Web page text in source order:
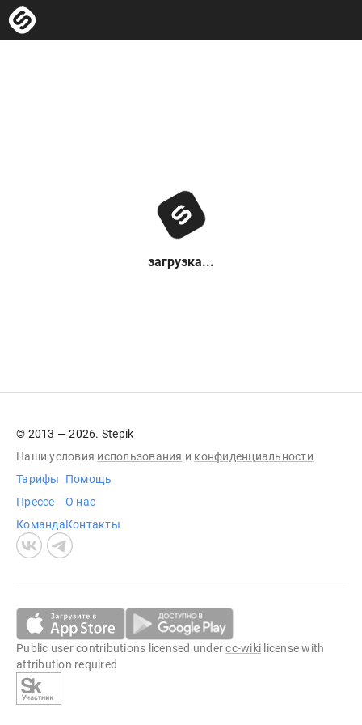
загрузка...
© 2013 — 2026. Stepik
Наши условия использования и конфиденциальности
Тарифы
Прессе
Команда
Помощь
О нас
Контакты
Public user contributions licensed undercc-wiki license with
attribution required